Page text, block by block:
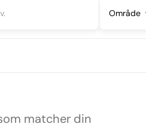
Område
matcher din